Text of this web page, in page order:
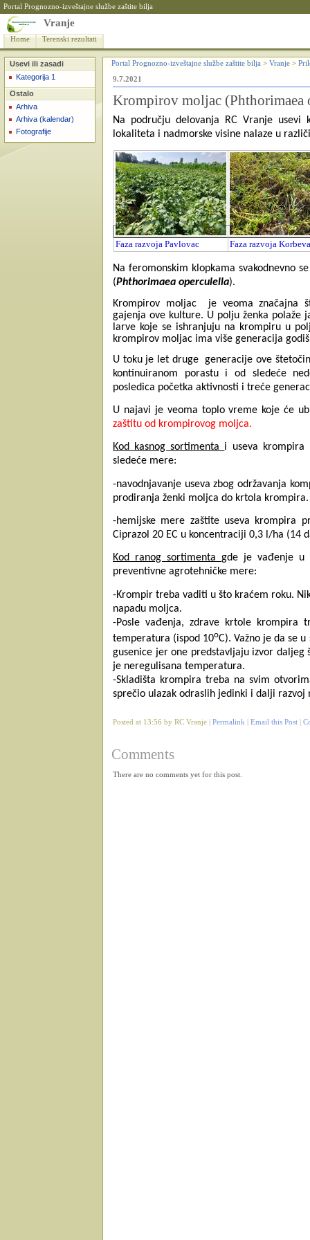
Portal Prognozno-izveštajne službe zaštite bilja
Vranje
Home Terenski rezultati
Usevi ili zasadi
Kategorija 1
Ostalo
Arhiva
Arhiva (kalendar)
Fotografije
Portal Prognozno-izveštajne službe zaštite bilja > Vranje >
9.7.2021
Krompirov moljac (Phthorimaea
Na području delovanja RC Vranje usevi
lokaliteta i nadmorske visine nalaze u
Faza razvoja Pavlovac Faza razvoja
Na feromonskim klopkama svakodnevno
(Phthorimaea operculella).
Krompirov moljac je veoma značajna
gajenja ove kulture. U polju ženka polaže
larve koje se ishranjuju na krompiru u
krompirov moljac ima više generacija
U toku je let druge generacije ove
kontinuiranom porastu i od sledeće
posledica početka aktivnosti i treće
U najavi je veoma toplo vreme koje će
zaštitu od krompirovog moljca.
Kod kasnog sortimenta i useva krompira
sledeće mere:
-navodnjavanje useva zbog održavanja
prodiranja ženki moljca do krtola krompira.
-hemijske mere zaštite useva krompira
Ciprazol 20 EC u koncentraciji 0,3 l/ha (14
Kod ranog sortimenta gde je vađenje u
preventivne agrotehničke mere:
-Krompir treba vaditi u što kraćem roku.
napadu moljca.
-Posle vađenja, zdrave krtole krompira
temperatura (ispod 10oC). Važno je da se
gusenice jer one predstavljaju izvor
je neregulisana temperatura.
-Skladišta krompira treba na svim
sprečio ulazak odraslih jedinki i dalji razvoj
Posted at 13:56 by RC Vranje | Permalink Email this Post
Comments
There are no comments yet for this post.